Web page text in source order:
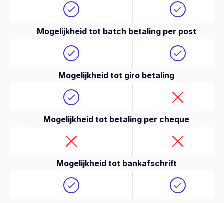
Mogelijkheid tot batch betaling per post
Mogelijkheid tot giro betaling
Mogelijkheid tot betaling per cheque
Mogelijkheid tot bankafschrift